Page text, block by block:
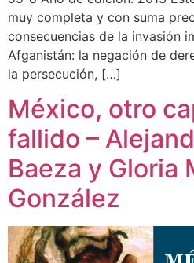
muy completa y con suma
consecuencias de la invasión
Afganistán: la negación de
la persecución, […]
México, otro
fallido –
Baeza y Gloria
González